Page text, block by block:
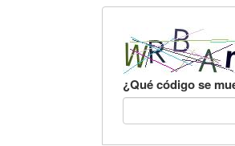
¿Qué código se